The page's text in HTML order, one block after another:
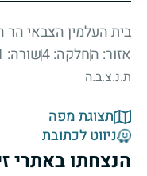
בית העלמין הצבאי הר
אזור: החלקה: 4 שורה: 1
ת.נ.צ.ב.ה
תצוגת מפה
ניווט לכתובת
הנצחתו באתרי